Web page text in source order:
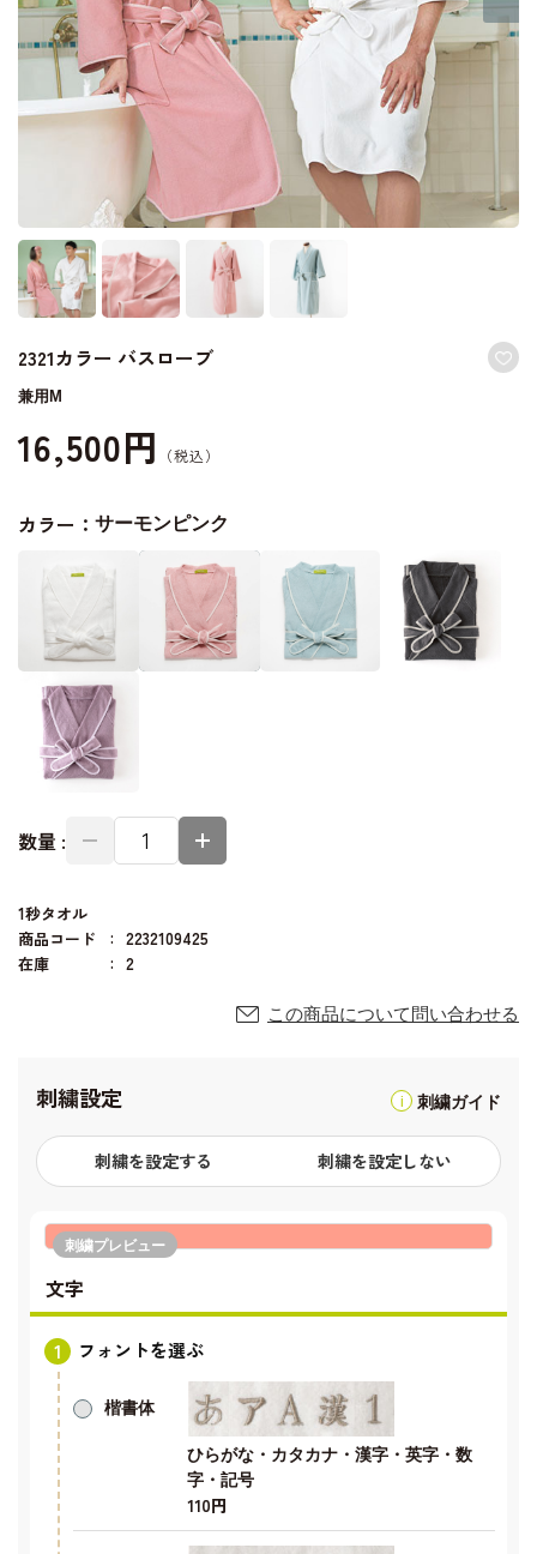
2321カラー バスローブ
兼用M
16,500円
カラー： サーモンピンク
数量 :
1秒タオル
商品コード
2232109425
在庫
2
この商品について問い合わせる
刺繍設定 刺繍ガイド
刺繍を設定する 刺繍を設定しない
刺繍プレビュー
文字
フォントを選ぶ
楷書体
ひらがな・カタカナ・漢字・英字・数
字・記号
110円